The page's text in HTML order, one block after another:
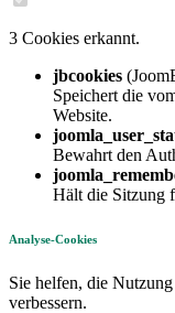
3 Cookies erkannt.
jbcookies
Speichert die
Website.
Bewahrt den
Hält die Sitzung
Analyse-Cookies
Sie helfen, die
verbessern.